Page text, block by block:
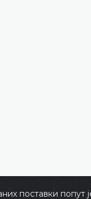
поставки попут